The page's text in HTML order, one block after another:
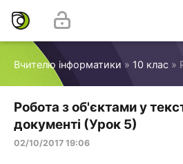
Вчителю інформатики » 10 клас »
Робота з об'єктами у
документі (Урок 5)
02/10/2017 19:06